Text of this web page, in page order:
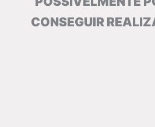
CONSEGUIR